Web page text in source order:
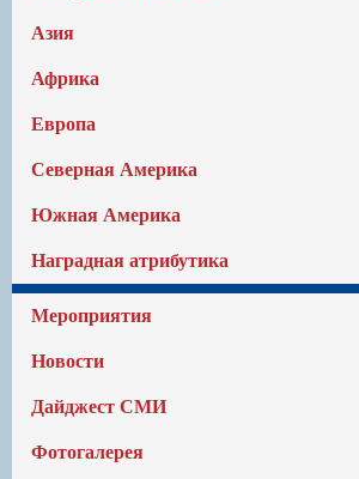
Азия
Африка
Европа
Северная Америка
Южная Америка
Наградная атрибутика
Мероприятия
Новости
Дайджест СМИ
Фотогалерея